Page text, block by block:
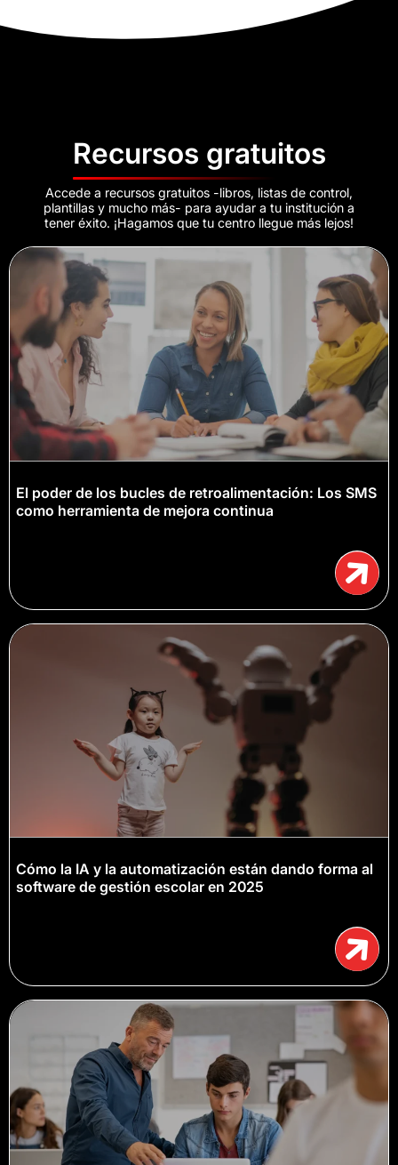
Recursos gratuitos
Accede a recursos gratuitos -libros, listas de control,
plantillas y mucho más- para ayudar a tu institución a
tener éxito. ¡Hagamos que tu centro llegue más lejos!
El poder de los bucles de retroalimentación: Los SMS
como herramienta de mejora continua
Cómo la IA y la automatización están dando forma al
software de gestión escolar en 2025